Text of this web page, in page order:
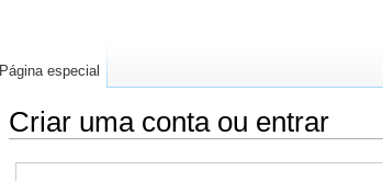
Criar uma conta ou entrar
Página especial